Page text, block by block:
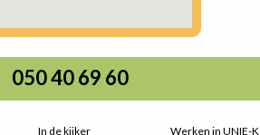
050 40 69 60
In de kijker Werken in UNIE-K